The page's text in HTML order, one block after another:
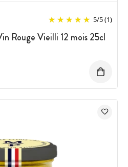
5/5(1)
Rouge Vieilli 12 mois 25cl